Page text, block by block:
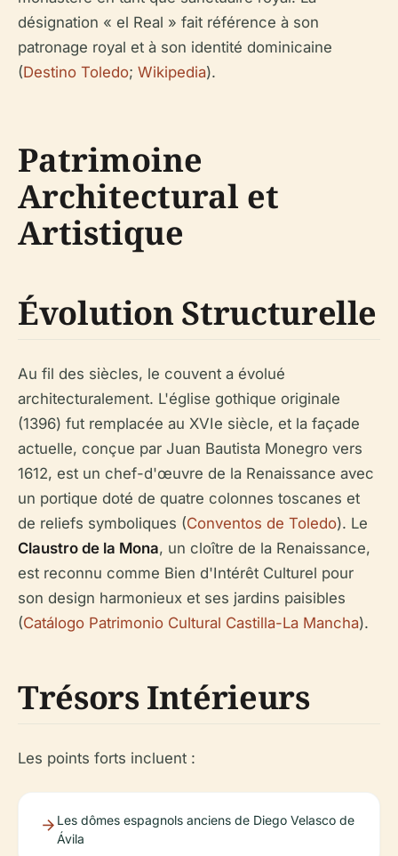
désignation « el Real » fait référence à son
patronage royal et à son identité dominicaine
(Destino Toledo; Wikipedia).
Patrimoine
Architectural et
Artistique
Évolution Structurelle
Au fil des siècles, le couvent a évolué
architecturalement. L'église gothique originale
(1396) fut remplacée au XVIe siècle, et la façade
actuelle, conçue par Juan Bautista Monegro vers
1612, est un chef-d'œuvre de la Renaissance avec
un portique doté de quatre colonnes toscanes et
de reliefs symboliques (Conventos de Toledo). Le
Claustro de la Mona, un cloître de la Renaissance,
est reconnu comme Bien d'Intérêt Culturel pour
son design harmonieux et ses jardins paisibles
(Catálogo Patrimonio Cultural Castilla-La Mancha).
Trésors Intérieurs
Les points forts incluent :
Les dômes espagnols anciens de Diego Velasco de
Ávila